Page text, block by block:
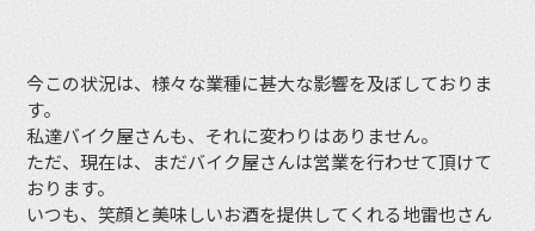
今この状況は、様々な業種に甚大な影響を及ぼしておりま
す。
私達バイク屋さんも、それに変わりはありません。
ただ、現在は、まだバイク屋さんは営業を行わせて頂けて
おります。
いつも、笑顔と美味しいお酒を提供してくれる地雷也さん